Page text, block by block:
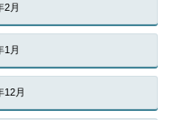
2月
1月
12月